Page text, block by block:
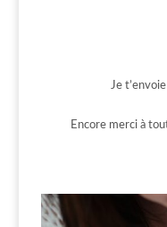
Je
Encore merci à